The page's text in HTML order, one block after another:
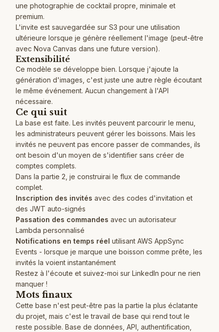
une photographie de cocktail propre, minimale et
premium.
L'invite est sauvegardée sur S3 pour une utilisation
ultérieure lorsque je génère réellement l'image (peut-être
avec Nova Canvas dans une future version).
Extensibilité
Ce modèle se développe bien. Lorsque j'ajoute la
génération d'images, c'est juste une autre règle écoutant
le même événement. Aucun changement à l'API
nécessaire.
Ce qui suit
La base est faite. Les invités peuvent parcourir le menu,
les administrateurs peuvent gérer les boissons. Mais les
invités ne peuvent pas encore passer de commandes, ils
ont besoin d'un moyen de s'identifier sans créer de
comptes complets.
Dans la partie 2, je construirai le flux de commande
complet.
Inscription des invités avec des codes d'invitation et
des JWT auto-signés
Passation des commandes avec un autorisateur
Lambda personnalisé
Notifications en temps réel utilisant AWS AppSync
Events - lorsque je marque une boisson comme prête, les
invités la voient instantanément
Restez à l'écoute et suivez-moi sur LinkedIn pour ne rien
manquer !
Mots finaux
Cette base n'est peut-être pas la partie la plus éclatante
du projet, mais c'est le travail de base qui rend tout le
reste possible. Base de données, API, authentification,